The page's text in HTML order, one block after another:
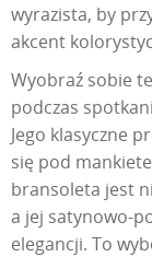
wyrazista, by
akcent
Wyobraź sobie
podczas
Jego klasyczne
się pod
bransoleta jest
a jej satynowo-
elegancji. To